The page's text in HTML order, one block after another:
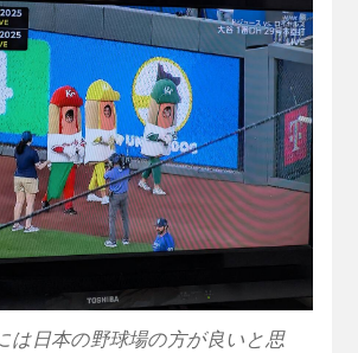
は日本の野球場の方が良いと思